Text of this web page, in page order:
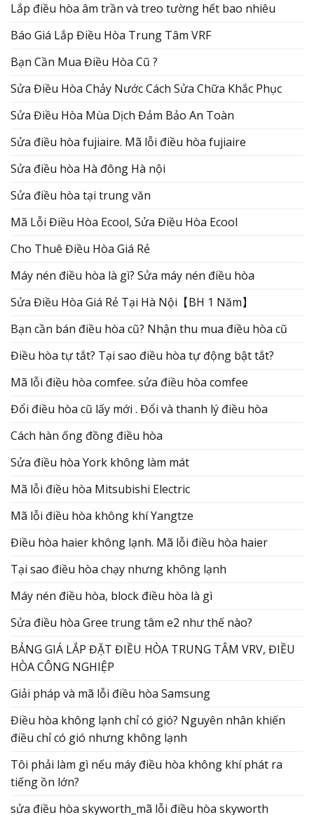
Lắp điều hòa âm trần và treo tường hết bao nhiêu
Báo Giá Lắp Điều Hòa Trung Tâm VRF
Bạn Cần Mua Điều Hòa Cũ ?
Sửa Điều Hòa Chảy Nước Cách Sửa Chữa Khắc Phục
Sửa Điều Hòa Mùa Dịch Đảm Bảo An Toàn
Sửa điều hòa fujiaire. Mã lỗi điều hòa fujiaire
Sửa điều hòa Hà đông Hà nội
Sửa điều hòa tại trung văn
Mã Lỗi Điều Hòa Ecool, Sửa Điều Hòa Ecool
Cho Thuê Điều Hòa Giá Rẻ
Máy nén điều hòa là gì? Sửa máy nén điều hòa
Sửa Điều Hòa Giá Rẻ Tại Hà Nội【BH 1 Năm】
Bạn cần bán điều hòa cũ? Nhận thu mua điều hòa cũ
Điều hòa tự tắt? Tại sao điều hòa tự động bật tắt?
Mã lỗi điều hòa comfee. sửa điều hòa comfee
Đổi điều hòa cũ lấy mới . Đổi và thanh lý điều hòa
Cách hàn ống đồng điều hòa
Sửa điều hòa York không làm mát
Mã lỗi điều hòa Mitsubishi Electric
Mã lỗi điều hòa không khí Yangtze
Điều hòa haier không lạnh. Mã lỗi điều hòa haier
Tại sao điều hòa chạy nhưng không lạnh
Máy nén điều hòa, block điều hòa là gì
Sửa điều hòa Gree trung tâm e2 như thế nào?
BẢNG GIÁ LẮP ĐẶT ĐIỀU HÒA TRUNG TÂM VRV, ĐIỀU
HÒA CÔNG NGHIỆP
Giải pháp và mã lỗi điều hòa Samsung
Điều hòa không lạnh chỉ có gió? Nguyên nhân khiến
điều chỉ có gió nhưng không lạnh
Tôi phải làm gì nếu máy điều hòa không khí phát ra
tiếng ồn lớn?
sửa điều hòa skyworth_mã lỗi điều hòa skyworth